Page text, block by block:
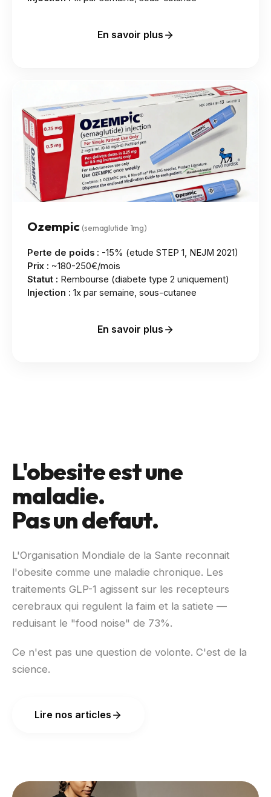
En savoir plus
Ozempic(semaglutide 1mg)
Perte de poids : -15% (etude STEP 1, NEJM 2021)
Prix : ~180-250€/mois
Statut : Rembourse (diabete type 2 uniquement)
Injection : 1x par semaine, sous-cutanee
En savoir plus
L'obesite est une
maladie.
Pas un defaut.
L'Organisation Mondiale de la Sante reconnait
l'obesite comme une maladie chronique. Les
traitements GLP-1 agissent sur les recepteurs
cerebraux qui regulent la faim et la satiete —
reduisant le "food noise" de 73%.
Ce n'est pas une question de volonte. C'est de la
science.
Lire nos articles